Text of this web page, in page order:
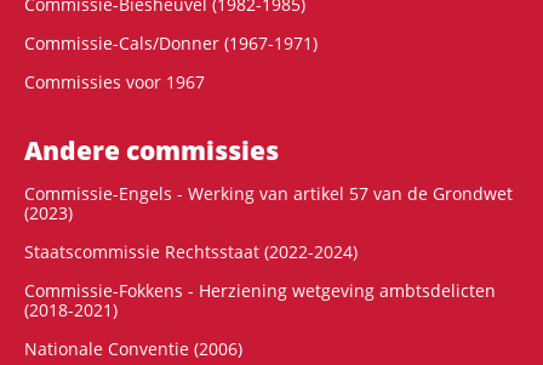
Commissie-Cals/Donner (1967-1971)
Commissies voor 1967
Andere commissies
Commissie-Engels - Werking van artikel 57 van de Grondwet
(2023)
Staatscommissie Rechtsstaat (2022-2024)
Commissie-Fokkens - Herziening wetgeving ambtsdelicten
(2018-2021)
Nationale Conventie (2006)